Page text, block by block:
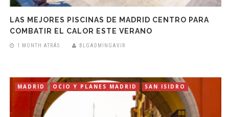
LAS MEJORES PISCINAS DE MADRID CENTRO PARA
COMBATIR EL CALOR ESTE VERANO
1 MONTH ATRÁS BLGADMINGAVIR
MADRID OCIO Y PLANES MADRID SAN ISIDRO